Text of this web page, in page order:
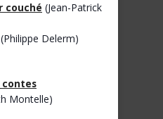
couché (Jean-Patrick
(Philippe Delerm)
contes
Montelle)